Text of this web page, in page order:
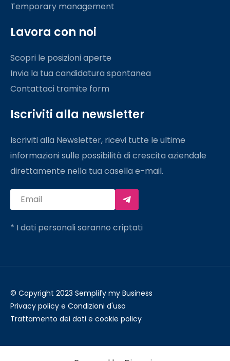
Temporary management
Lavora con noi
Scopri le posizioni aperte
Invia la tua candidatura spontanea
Contattaci tramite form
Iscriviti alla newsletter
Iscriviti alla Newsletter, ricevi tutte le ultime
informazioni sulle possibilità di crescita aziendale
direttamente nella tua casella e-mail.
* I dati personali saranno criptati
© Copyright 2023 Semplify my Business
Privacy policy e Condizioni d'uso
Trattamento dei dati e cookie policy